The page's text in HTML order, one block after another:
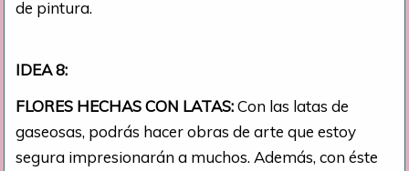
de pintura.
IDEA 8:
FLORES HECHAS CON LATAS:Con las latas de
gaseosas, podrás hacer obras de arte que estoy
segura impresionarán a muchos. Además, con éste